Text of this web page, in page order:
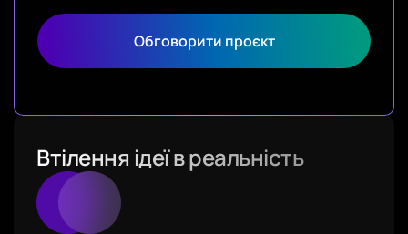
Обговорити проєкт
Втілення ідеї в реальність